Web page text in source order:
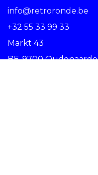
info@retroronde.be
+32 55 33 99 33
Markt 43
BE-9700 Oudenaarde